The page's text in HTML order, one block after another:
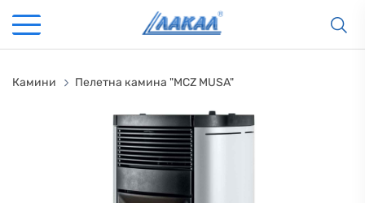
Камини Пелетна камина "MCZ MUSA"